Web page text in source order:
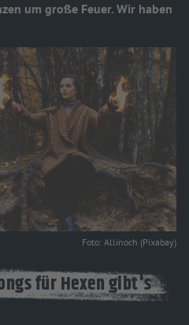
um große Feuer. Wir haben
Foto: Allinoch (Pixabay)
für Hexen gibt's